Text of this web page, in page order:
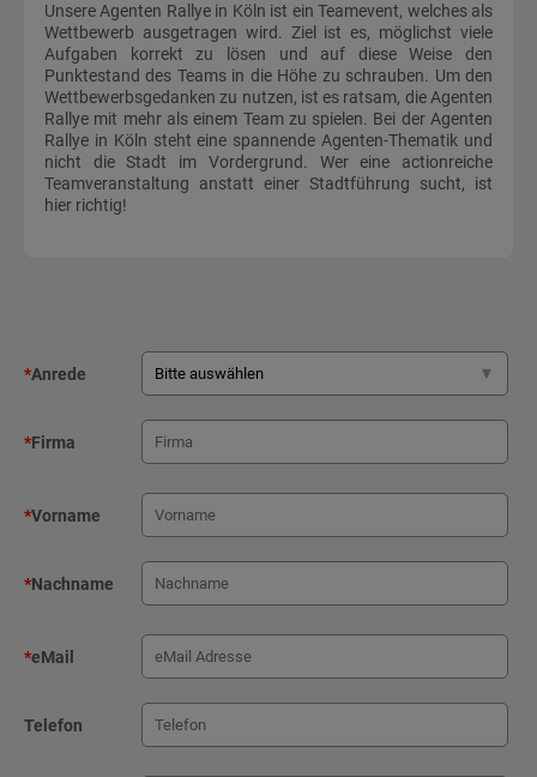
Unsere Agenten Rallye in Köln ist ein Teamevent, welches als
Wettbewerb ausgetragen wird. Ziel ist es, möglichst viele
Aufgaben korrekt zu lösen und auf diese Weise den
Punktestand des Teams in die Höhe zu schrauben. Um den
Wettbewerbsgedanken zu nutzen, ist es ratsam, die Agenten
Rallye mit mehr als einem Team zu spielen. Bei der Agenten
Rallye in Köln steht eine spannende Agenten-Thematik und
nicht die Stadt im Vordergrund. Wer eine actionreiche
Teamveranstaltung anstatt einer Stadtführung sucht, ist
hier richtig!
*Anrede
*Firma
*Vorname
*Nachname
*eMail
Telefon